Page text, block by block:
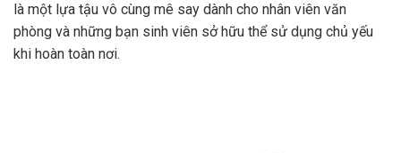
là một lựa tậu vô cùng mê say dành cho nhân viên văn
phòng và những bạn sinh viên sở hữu thể sử dụng chủ yếu
khi hoàn toàn nơi.